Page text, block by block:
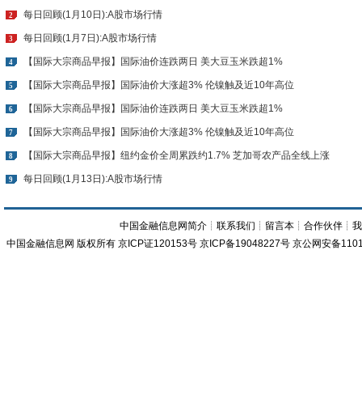
2 每日回顾(1月10日):A股市场行情
3 每日回顾(1月7日):A股市场行情
4 【国际大宗商品早报】国际油价连跌两日 美大豆玉米跌超1%
5 【国际大宗商品早报】国际油价大涨超3% 伦镍触及近10年高位
6 【国际大宗商品早报】国际油价连跌两日 美大豆玉米跌超1%
7 【国际大宗商品早报】国际油价大涨超3% 伦镍触及近10年高位
8 【国际大宗商品早报】纽约金价全周累跌约1.7% 芝加哥农产品全线上涨
9 每日回顾(1月13日):A股市场行情
中国金融信息网简介 ┊联系我们 ┊ 留言本 ┊合作伙伴 ┊
中国金融信息网 版权所有 京ICP证120153号 京ICP备19048227号 京公网安备